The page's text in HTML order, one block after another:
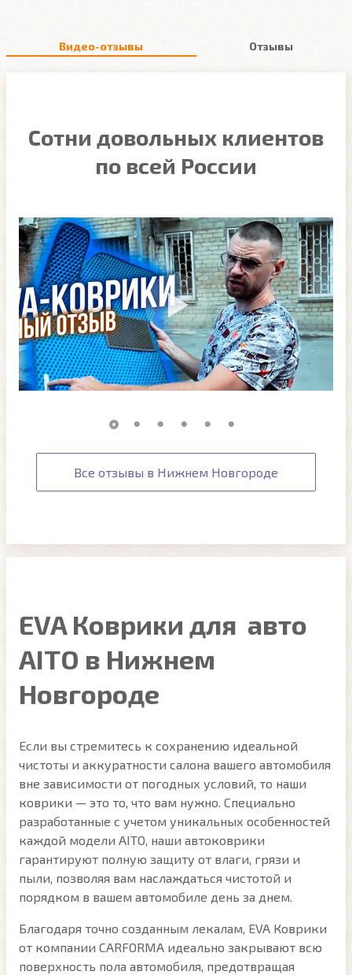
Видео-отзывы Отзывы
Сотни довольных клиентов
по всей России
Все отзывы в Нижнем Новгороде
EVA Коврики для авто
AITO в Нижнем
Новгороде
Если вы стремитесь к сохранению идеальной
чистоты и аккуратности салона вашего автомобиля
вне зависимости от погодных условий, то наши
коврики — это то, что вам нужно. Специально
разработанные с учетом уникальных особенностей
каждой модели AITO, наши автоковрики
гарантируют полную защиту от влаги, грязи и
пыли, позволяя вам наслаждаться чистотой и
порядком в вашем автомобиле день за днем.
Благодаря точно созданным лекалам, EVA Коврики
от компании CARFORMA идеально закрывают всю
поверхность пола автомобиля, предотвращая